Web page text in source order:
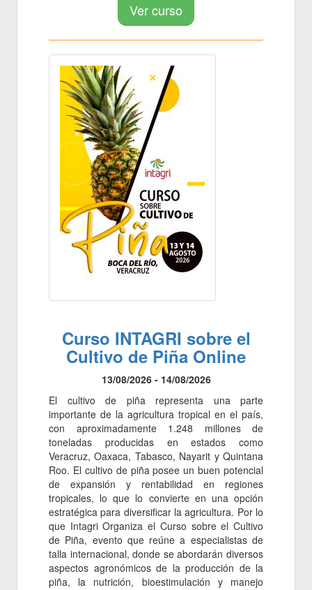
Ver curso
Curso INTAGRI sobre el
Cultivo de Piña Online
13/08/2026 - 14/08/2026
El cultivo de piña representa una parte
importante de la agricultura tropical en el país,
con aproximadamente 1.248 millones de
toneladas producidas en estados como
Veracruz, Oaxaca, Tabasco, Nayarit y Quintana
Roo. El cultivo de piña posee un buen potencial
de expansión y rentabilidad en regiones
tropicales, lo que lo convierte en una opción
estratégica para diversificar la agricultura. Por lo
que Intagri Organiza el Curso sobre el Cultivo
de Piña, evento que reúne a especialistas de
talla internacional, donde se abordarán diversos
aspectos agronómicos de la producción de la
piña, la nutrición, bioestimulación y manejo